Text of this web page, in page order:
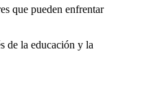
que pueden enfrentar
de la educación y la